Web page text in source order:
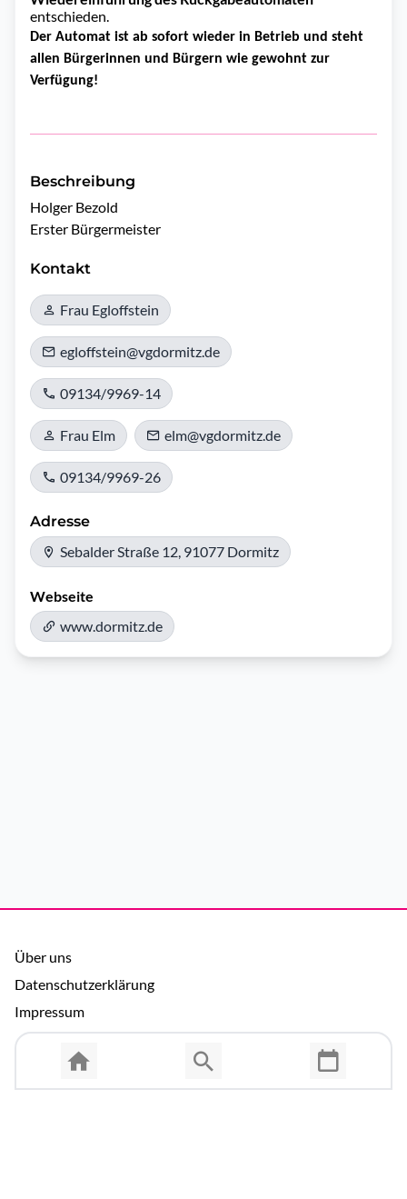
entschieden.
Der Automat ist ab sofort wieder in Betrieb und steht
allen Bürgerinnen und Bürgern wie gewohnt zur
Verfügung!
Beschreibung
Holger Bezold
Kontakt
Frau Egloffstein
egloffstein@vgdormitz.de
09134/9969-14
Frau Elm elm@vgdormitz.de
09134/9969-26
Adresse
Sebalder Straße 12, 91077 Dormitz
Webseite
www.dormitz.de
Über uns
Datenschutzerklärung
Impressum
Allgemeine Nutzungsbedingungen